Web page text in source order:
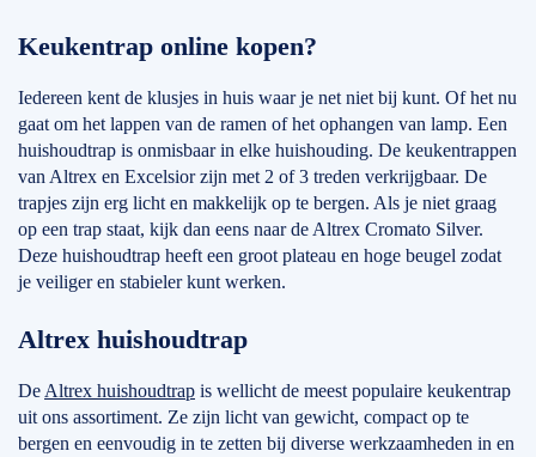
Keukentrap online kopen?
Iedereen kent de klusjes in huis waar je net niet bij kunt. Of het nu
gaat om het lappen van de ramen of het ophangen van lamp. Een
huishoudtrap is onmisbaar in elke huishouding. De keukentrappen
van Altrex en Excelsior zijn met 2 of 3 treden verkrijgbaar. De
trapjes zijn erg licht en makkelijk op te bergen. Als je niet graag
op een trap staat, kijk dan eens naar de Altrex Cromato Silver.
Deze huishoudtrap heeft een groot plateau en hoge beugel zodat
je veiliger en stabieler kunt werken.
Altrex huishoudtrap
De Altrex huishoudtrap is wellicht de meest populaire keukentrap
uit ons assortiment. Ze zijn licht van gewicht, compact op te
bergen en eenvoudig in te zetten bij diverse werkzaamheden in en